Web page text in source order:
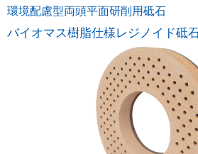
環境配慮型両頭平面研削用砥石
バイオマス樹脂仕様レジノイド砥石